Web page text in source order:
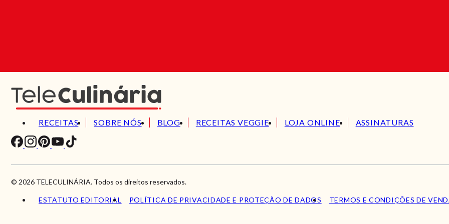
RECEITAS SOBRE NÓS BLOG RECEITAS VEGGIE LOJA ONLINE ASSINATURAS
© 2026 TELECULINÁRIA. Todos os direitos reservados.
ESTATUTO EDITORIAL POLÍTICA DE PRIVACIDADE E PROTEÇÃO DE DADOS TERMOS E CONDIÇÕES DE